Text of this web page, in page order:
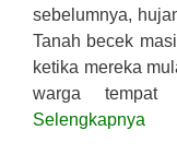
sebelumnya,
Tanah becek
ketika mereka
warga
Selengkapnya